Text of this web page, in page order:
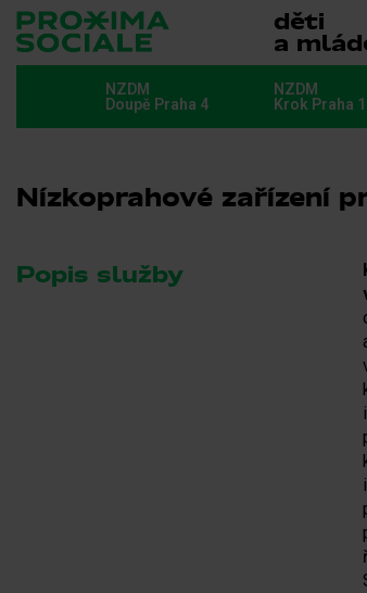
děti
a
NZDM
Doupě Praha 4
NZDM
Krok Praha
Nízkoprahové zařízení
Popis služby